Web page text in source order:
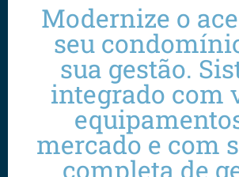
Modernize o
seu
sua gestão.
integrado com
mercado e com
completa de